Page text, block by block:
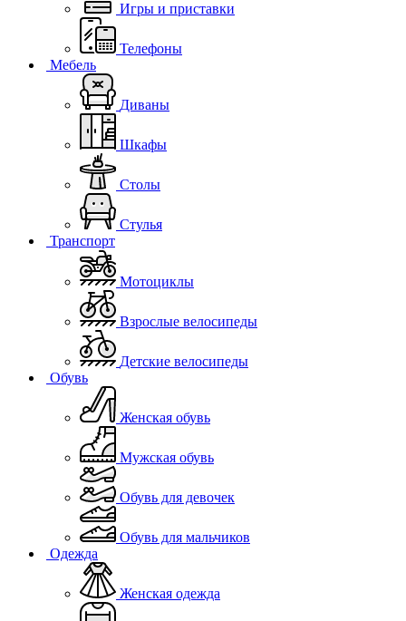
Игры и приставки
Телефоны
Мебель
Диваны
Шкафы
Столы
Стулья
Транспорт
Мотоциклы
Взрослые велосипеды
Детские велосипеды
Обувь
Женская обувь
Мужская обувь
Обувь для девочек
Обувь для мальчиков
Одежда
Женская одежда